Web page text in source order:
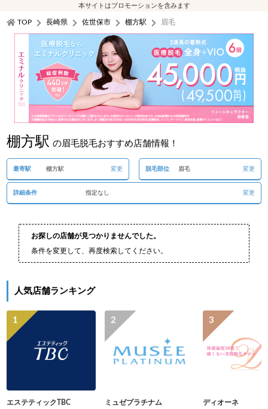
本サイトはプロモーションを含みます
TOP 長崎県 佐世保市 棚方駅 眉毛
棚方駅 の眉毛脱毛おすすめ店舗情報！
最寄駅 棚方駅 変更 脱毛部位 眉毛 変更
詳細条件 指定なし 変更
お探しの店舗が見つかりませんでした。
条件を変更して、再度検索してください。
人気店舗ランキング
エステティックTBC ミュゼプラチナム ディオーネ